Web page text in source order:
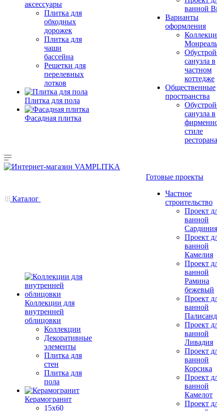
аксессуары
Плитка для
обходных
дорожек
Плитка для
чаши
бассейна
Решетки для
перелевных
лотков
Плитка для пола
Фасадная плитка
ванной
Варианты
оформления
Монреаль
санузла в
частном
коттедже
Общественные
пространства
санузла в
стиле
ресторана
Каталог
Коллекции для
внутренней
облицовки
Коллекции
Декоративные
элементы
Плитка для
стен
Плитка для
пола
Керамогранит
15х60
Готовые проекты
Частное
строительство
Проект
ванной
Сардиния
Проект
ванной
Камелия
Проект
ванной
Рамина
бежевый
Проект
ванной
Проект
ванной
Ливадия
Проект
ванной
Корсика
Проект
ванной
Камелот
Проект